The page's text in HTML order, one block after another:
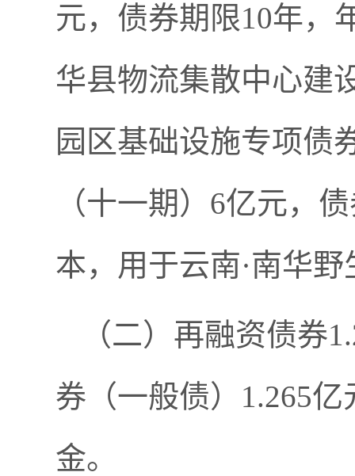
元，债券期限10年，
华县物流集散中心建
园区基础设施专项债
（十一期）6亿元，
本，用于云南·南华
（二）再融资债券
券（一般债）1.265
金。